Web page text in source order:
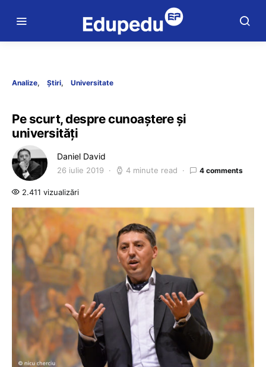
Analize Știri Universitate
Pe scurt, despre cunoaștere și
universități
Daniel David
26 iulie 2019 4 minute read 4 comments
2.411 vizualizări